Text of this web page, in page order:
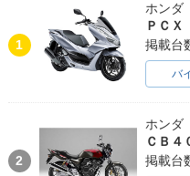
1
ホンダ
ＰＣＸ
掲載台
バ
2
ホンダ
掲載台